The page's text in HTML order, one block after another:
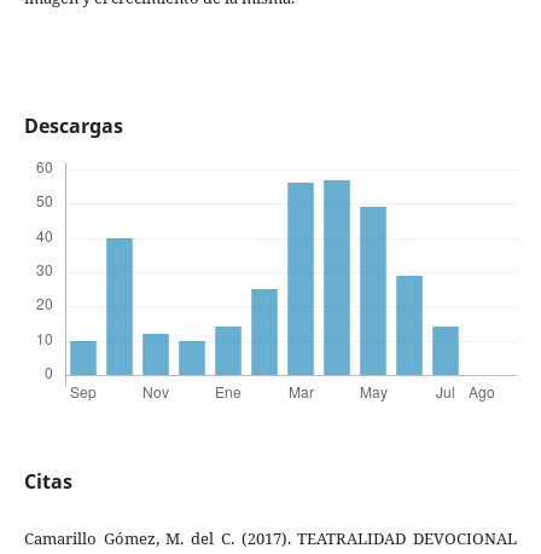
Descargas
Citas
Camarillo Gómez, M. del C. (2017). TEATRALIDAD DEVOCIONAL